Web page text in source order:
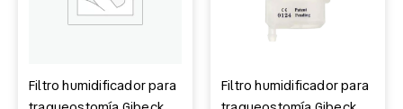
Filtro humidificador para
Filtro humidificador para